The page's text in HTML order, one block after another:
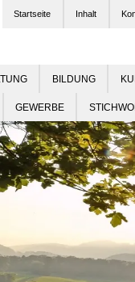
BILDUNG
GEWERBE
Startseite Inhalt